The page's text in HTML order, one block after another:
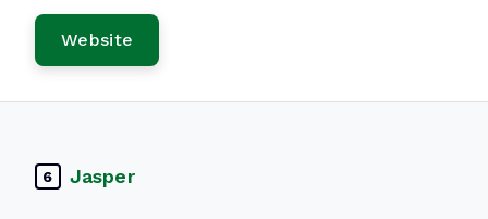
Website
6 Jasper